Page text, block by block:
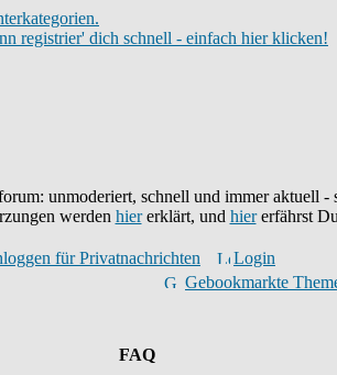
registrier' dich schnell - einfach hier klicken!
unmoderiert, schnell und immer aktuell -
werden hiererklärt, und hiererfährst
für Privatnachrichten
Login
Gebookmarkte
FAQ